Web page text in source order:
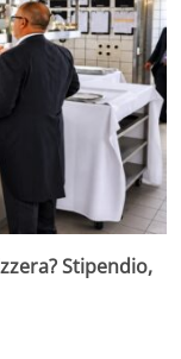
Stipendio,